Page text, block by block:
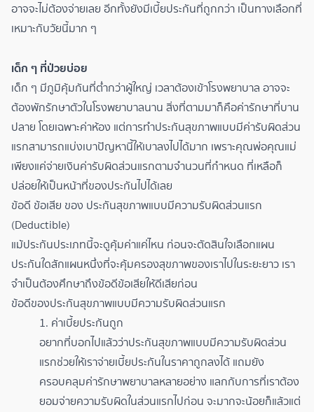
อาจจะไม่ต้องจ่ายเลย อีกทั้งยังมีเบี้ยประกันที่ถูกกว่า เป็นทางเลือกที่
เหมาะกับวัยนี้มาก ๆ
เด็ก ๆ ที่ป่วยบ่อย
เด็ก ๆ มีภูมิคุ้มกันที่ต่ำกว่าผู้ใหญ่ เวลาต้องเข้าโรงพยาบาล อาจจะ
ต้องพักรักษาตัวในโรงพยาบาลนาน สิ่งที่ตามมาก็คือค่ารักษาที่บาน
ปลาย โดยเฉพาะค่าห้อง แต่การทำประกันสุขภาพแบบมีค่ารับผิดส่วน
แรกสามารถแบ่งเบาปัญหานี้ให้เบาลงไปได้มาก เพราะคุณพ่อคุณแม่
เพียงแค่จ่ายเงินค่ารับผิดส่วนแรกตามจำนวนที่กำหนด ที่เหลือก็
ปล่อยให้เป็นหน้าที่ของประกันไปได้เลย
ข้อดี ข้อเสีย ของ ประกันสุขภาพแบบมีความรับผิดส่วนแรก
(Deductible)
แม้ประกันประเภทนี้จะดูคุ้มค่าแค่ไหน ก่อนจะตัดสินใจเลือกแผน
ประกันใดสักแผนหนึ่งที่จะคุ้มครองสุขภาพของเราไปในระยะยาว เรา
จำเป็นต้องศึกษาถึงข้อดีข้อเสียให้ดีเสียก่อน
ข้อดีของประกันสุขภาพแบบมีความรับผิดส่วนแรก
1. ค่าเบี้ยประกันถูก
อยากที่บอกไปแล้วว่าประกันสุขภาพแบบมีความรับผิดส่วน
แรกช่วยให้เราจ่ายเบี้ยประกันในราคาถูกลงได้ แถมยัง
ครอบคลุมค่ารักษาพยาบาลหลายอย่าง แลกกับการที่เราต้อง
ยอมจ่ายความรับผิดในส่วนแรกไปก่อน จะมากจะน้อยก็แล้วแต่